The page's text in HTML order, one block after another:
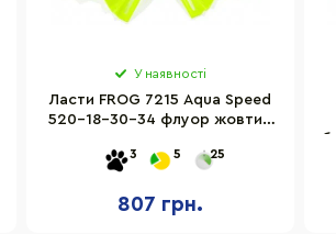
У наявності
Ласти ​​FROG 7215 Aqua Speed
520-18-30-34 флуор жовтий
3 5 25
807 грн.